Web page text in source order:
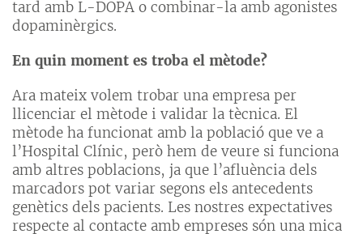
tard amb L-DOPA o combinar-la amb agonistes
dopaminèrgics.
En quin moment es troba el mètode?
Ara mateix volem trobar una empresa per
llicenciar el mètode i validar la tècnica. El
mètode ha funcionat amb la població que ve a
l’Hospital Clínic, però hem de veure si funciona
amb altres poblacions, ja que l’afluència dels
marcadors pot variar segons els antecedents
genètics dels pacients. Les nostres expectatives
respecte al contacte amb empreses són una mica